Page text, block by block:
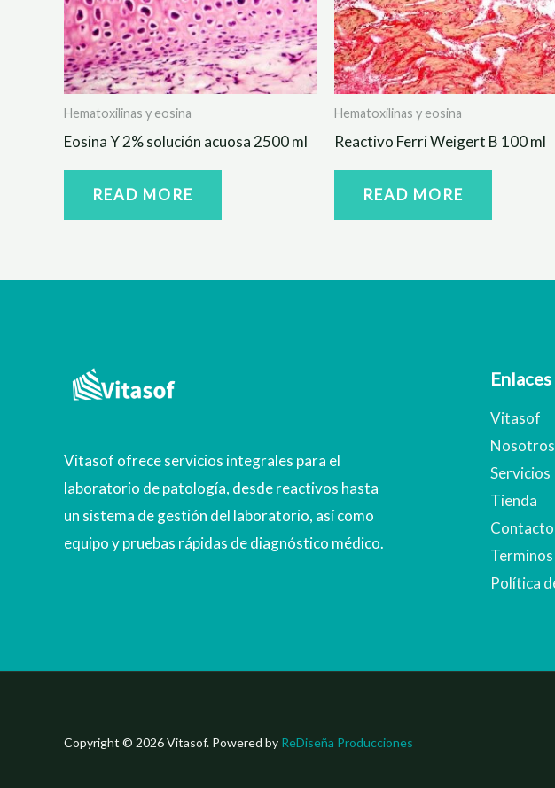
Hematoxilinas y eosina
Eosina Y 2% solución acuosa 2500 ml
READ MORE
Hematoxilinas y eosina
Reactivo Ferri Weigert B 100 ml
READ MORE
Vitasof ofrece servicios integrales para el
laboratorio de patología, desde reactivos hasta
un sistema de gestión del laboratorio, así como
equipo y pruebas rápidas de diagnóstico médico.
Enlaces
Vitasof
Nosotros
Servicios
Tienda
Contacto
Política
Copyright © 2026 Vitasof. Powered by ReDiseña Producciones